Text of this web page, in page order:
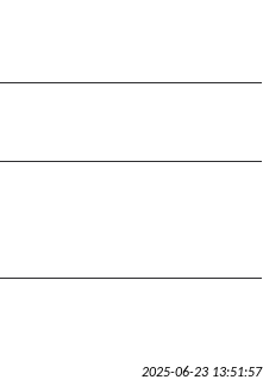
2025-06-23 13:51:57